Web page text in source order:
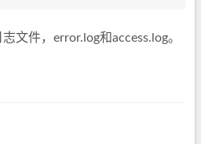
文件，error.log和access.log。